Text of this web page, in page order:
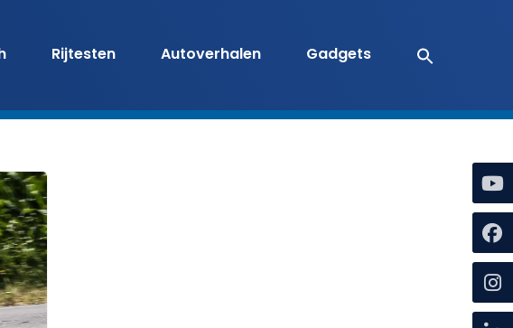
Rijtesten Autoverhalen Gadgets